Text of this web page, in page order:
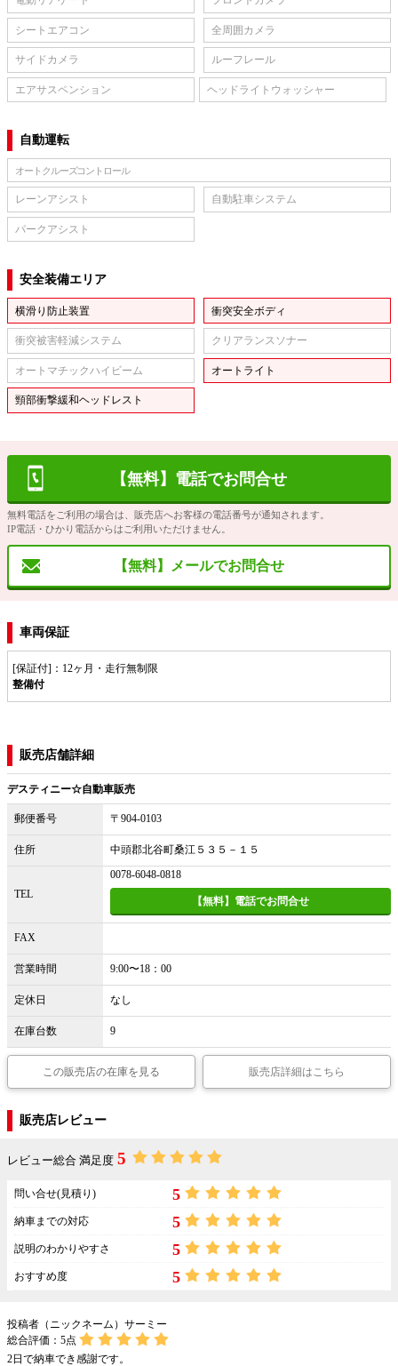
シートエアコン 全周囲カメラ
サイドカメラ ルーフレール
エアサスペンション ヘッドライトウォッシャー
自動運転
オートクルーズコントロール
レーンアシスト 自動駐車システム
パークアシスト
安全装備エリア
横滑り防止装置 衝突安全ボディ
衝突被害軽減システム クリアランスソナー
オートマチックハイビーム オートライト
頸部衝撃緩和ヘッドレスト
【無料】電話でお問合せ
無料電話をご利用の場合は、販売店へお客様の電話番号が通知されます。
IP電話・ひかり電話からはご利用いただけません。
【無料】メールでお問合せ
車両保証
[保証付]：12ヶ月・走行無制限
整備付
販売店舗詳細
デスティニー☆自動車販売
郵便番号 〒904-0103
住所 中頭郡北谷町桑江５３５－１５
TEL
0078-6048-0818
【無料】電話でお問合せ
FAX
営業時間 9:00〜18：00
定休日 なし
在庫台数 9
この販売店の在庫を見る 販売店詳細はこちら
販売店レビュー
レビュー総合 満足度 5
問い合せ(見積り) 5
納車までの対応 5
説明のわかりやすさ 5
おすすめ度 5
投稿者（ニックネーム）サーミー
総合評価： 5点
2日で納車でき感謝です。